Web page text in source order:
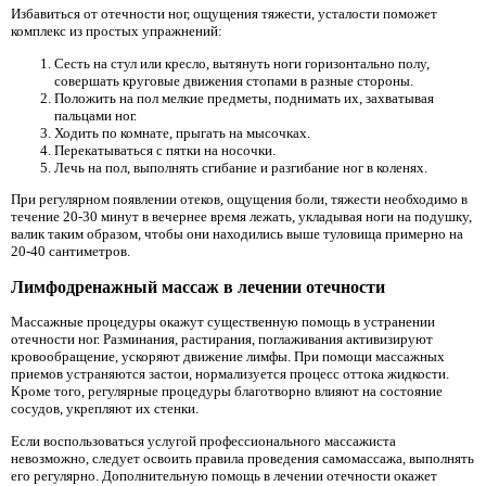
Избавиться от отечности ног, ощущения тяжести, усталости поможет
комплекс из простых упражнений:
Сесть на стул или кресло, вытянуть ноги горизонтально полу,
совершать круговые движения стопами в разные стороны.
Положить на пол мелкие предметы, поднимать их, захватывая
пальцами ног.
Ходить по комнате, прыгать на мысочках.
Перекатываться с пятки на носочки.
Лечь на пол, выполнять сгибание и разгибание ног в коленях.
При регулярном появлении отеков, ощущения боли, тяжести необходимо в
течение 20-30 минут в вечернее время лежать, укладывая ноги на подушку,
валик таким образом, чтобы они находились выше туловища примерно на
20-40 сантиметров.
Лимфодренажный массаж в лечении отечности
Массажные процедуры окажут существенную помощь в устранении
отечности ног. Разминания, растирания, поглаживания активизируют
кровообращение, ускоряют движение лимфы. При помощи массажных
приемов устраняются застои, нормализуется процесс оттока жидкости.
Кроме того, регулярные процедуры благотворно влияют на состояние
сосудов, укрепляют их стенки.
Если воспользоваться услугой профессионального массажиста
невозможно, следует освоить правила проведения самомассажа, выполнять
его регулярно. Дополнительную помощь в лечении отечности окажет